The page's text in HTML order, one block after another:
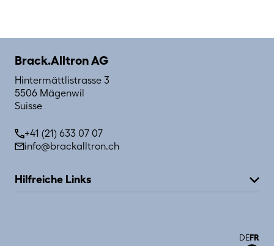
Brack.Alltron AG
Hintermättlistrasse 3
5506 Mägenwil
Suisse
+41 (21) 633 07 07
info@brackalltron.ch
Hilfreiche Links
DEFR